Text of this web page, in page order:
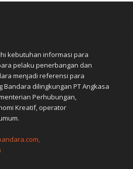
kebutuhan informasi para
pelaku penerbangan dan
menjadi referensi para
dilingkungan PT Angkasa
Perhubungan,
Kreatif, operator